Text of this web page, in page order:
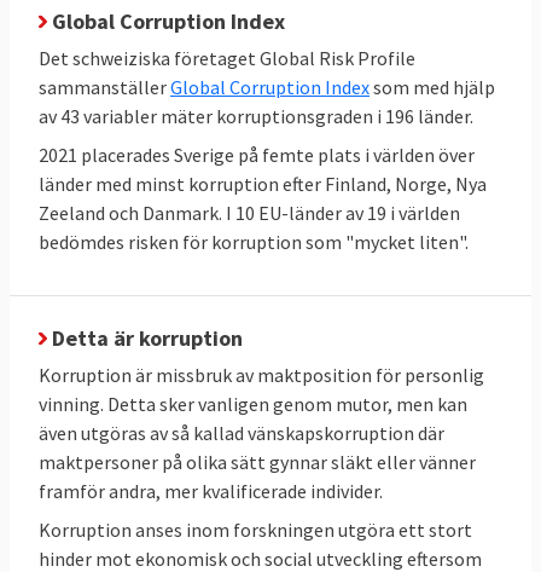
Global Corruption Index
Det schweiziska företaget Global Risk Profile
sammanställerGlobal Corruption Indexsom med hjälp
av 43 variabler mäter korruptionsgraden i 196 länder.
2021 placerades Sverige på femte plats i världen över
länder med minst korruption efter Finland, Norge, Nya
Zeeland och Danmark. I 10 EU-länder av 19 i världen
bedömdes risken för korruption som "mycket liten".
Detta är korruption
Korruption är missbruk av maktposition för personlig
vinning. Detta sker vanligen genom mutor, men kan
även utgöras av så kallad vänskapskorruption där
maktpersoner på olika sätt gynnar släkt eller vänner
framför andra, mer kvalificerade individer.
Korruption anses inom forskningen utgöra ett stort
hinder mot ekonomisk och social utveckling eftersom